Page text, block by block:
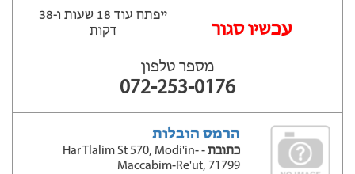
עכשיו סגור
ייפתח עוד 18 שעות ‫ו-38
דקות
מספר טלפון
072-253-0176
הרמס הובלות
כתובת
- Har Tlalim St 570, Modi'in-
Maccabim-Re'ut, 71799